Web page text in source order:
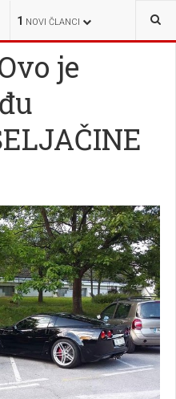
1 NOVI ČLANCI
HUMOR
je